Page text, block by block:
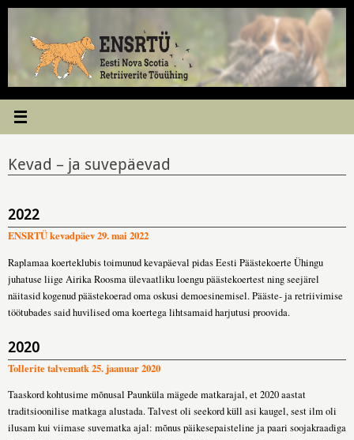
Skip
Kevad – ja suvepäevad
2022
ENSRTÜ kevadpäev 29. mai 2022
Raplamaa koerteklubis toimunud kevapäeval pidas Eesti Päästekoerte Ühingu
juhatuse liige Airika Roosma ülevaatliku loengu päästekoertest ning seejärel
näitasid kogenud päästekoerad oma oskusi demoesinemisel. Pääste- ja retriivimise
töötubades said huvilised oma koertega lihtsamaid harjutusi proovida.
2020
Tollerite talvematk 25. jaanuar 2020
Taaskord kohtusime mõnusal Paunküla mägede matkarajal, et 2020 aastat
traditsioonilise matkaga alustada. Talvest oli seekord küll asi kaugel, sest ilm oli
ilusam kui viimase suvematka ajal: mõnus päikesepaisteline ja paari soojakraadiga